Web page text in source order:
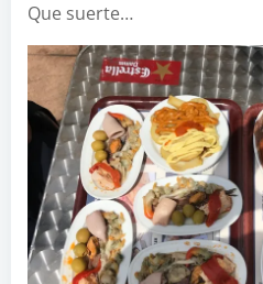
Que suerte…